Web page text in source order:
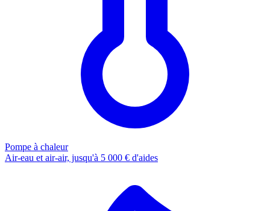
Pompe à chaleur
Air-eau et air-air, jusqu'à 5 000 € d'aides